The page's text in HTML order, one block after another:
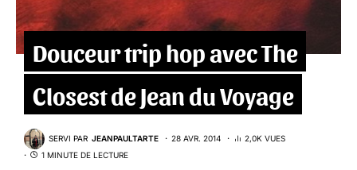
Douceur trip hop avec The
Closest de Jean du Voyage
SERVI PAR JEANPAULTARTE 28 AVR. 2014
2,0K VUES
1 MINUTE DE LECTURE